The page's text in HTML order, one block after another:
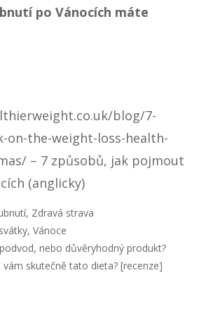
po Vánocích máte
blog/7-
on-the-weight-loss-health-
– 7 způsobů, jak pojmout
(anglicky)
, Zdravá strava
svátky,Vánoce
nebo důvěryhodný produkt?
skutečně tato dieta? [recenze]